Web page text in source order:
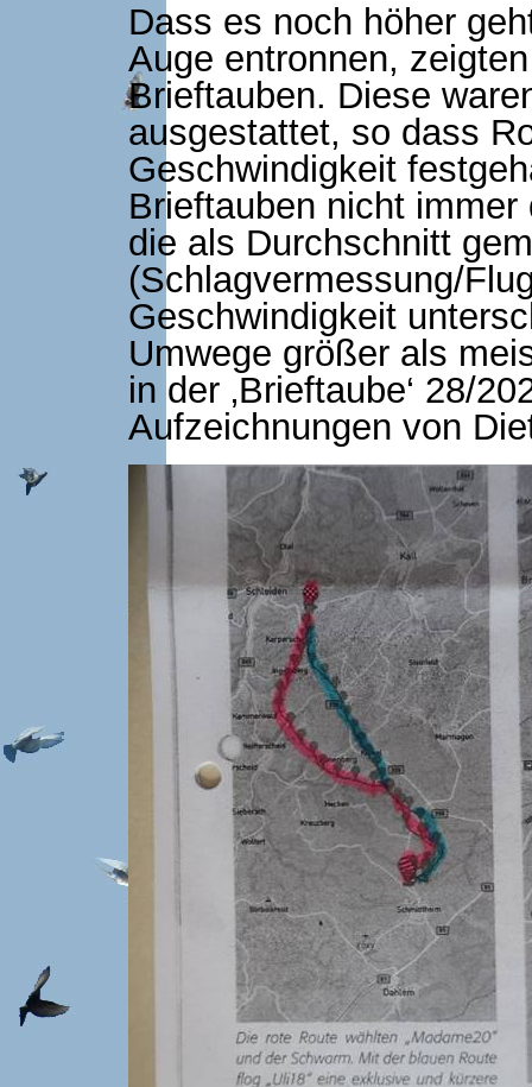
Dass es noch höher
Auge entronnen,
Brieftauben. Diese
ausgestattet, so dass
Geschwindigkeit
Brieftauben nicht
die als Durchschnitt
(Schlagvermessung/
Geschwindigkeit
Umwege größer als
in der ‚Brieftaube‘ 28/
Aufzeichnungen von